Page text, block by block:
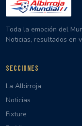
Toda la emoción del
Noticias, resultados en
SECCIONES
La Albirroja
Noticias
Fixture